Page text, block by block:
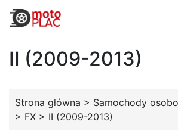
II (2009-2013)
Strona główna > Samochody
> FX > II (2009-2013)